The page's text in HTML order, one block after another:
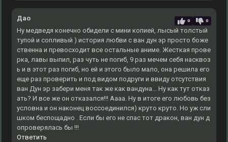
Дао 0 0
Ну медведя конечно обидели с мини копией, лысый толстый
тупой и сопливый ) история любви с ван дун эр просто боже
ственна и превосходит все остальные аниме. Жесткая прове
рка, лавы выпил, раз чуть не погиб, 9 раз мечем себя насквоз
ь и в этот раз погиб, но ей и этого было мало, она решила его
еще раз проверить и под видом подруги и ввиду отсутствия
ван Дун эр забери меня так же как вандуна... Ну как тут отказ
ать? И все же он отказался!!! Аааа. Ну в итоге его любовь без
условна и он наконец воссоединился) круто круто. Но уж сли
шком беспощадно . Если бы его не спас тот дракон, ван дун д
опроверялась бы !!!
Ответить